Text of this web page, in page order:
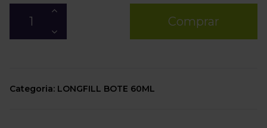
Comprar
Categoria: LONGFILL BOTE 60ML